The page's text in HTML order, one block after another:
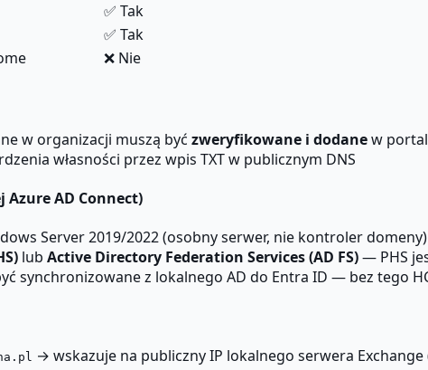
✅ Tak
✅ Tak
❌ Nie
w organizacji muszą być zweryfikowane i dodanew
własności przez wpis TXT w publicznym DNS
AD Connect)
Server 2019/2022 (osobny serwer, nie kontroler domeny)
lub Active Directory Federation Services (AD FS)— PHS
synchronizowane z lokalnego AD do Entra ID — bez tego
→ wskazuje na publiczny IP lokalnego serwera